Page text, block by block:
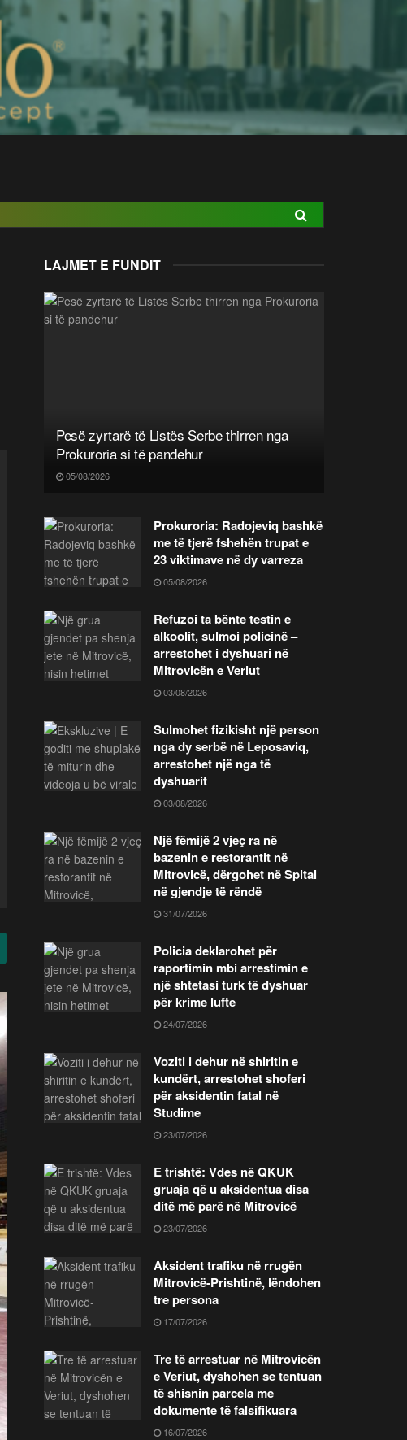
LAJMET E FUNDIT
Pesë zyrtarë të Listës Serbe thirren nga
Prokuroria si të pandehur
05/08/2026
Prokuroria: Radojeviq bashkë
me të tjerë fshehën trupat e
23 viktimave në dy varreza
05/08/2026
Refuzoi ta bënte testin e
alkoolit, sulmoi policinë –
arrestohet i dyshuari në
Mitrovicën e Veriut
03/08/2026
Sulmohet fizikisht një person
nga dy serbë në Leposaviq,
arrestohet një nga të
dyshuarit
03/08/2026
Një fëmijë 2 vjeç ra në
bazenin e restorantit në
Mitrovicë, dërgohet në Spital
në gjendje të rëndë
31/07/2026
Policia deklarohet për
raportimin mbi arrestimin e
një shtetasi turk të dyshuar
për krime lufte
24/07/2026
Voziti i dehur në shiritin e
kundërt, arrestohet shoferi
për aksidentin fatal në
Studime
23/07/2026
E trishtë: Vdes në QKUK
gruaja që u aksidentua disa
ditë më parë në Mitrovicë
23/07/2026
Aksident trafiku në rrugën
Mitrovicë-Prishtinë, lëndohen
tre persona
17/07/2026
Tre të arrestuar në Mitrovicën
e Veriut, dyshohen se tentuan
të shisnin parcela me
dokumente të falsifikuara
16/07/2026